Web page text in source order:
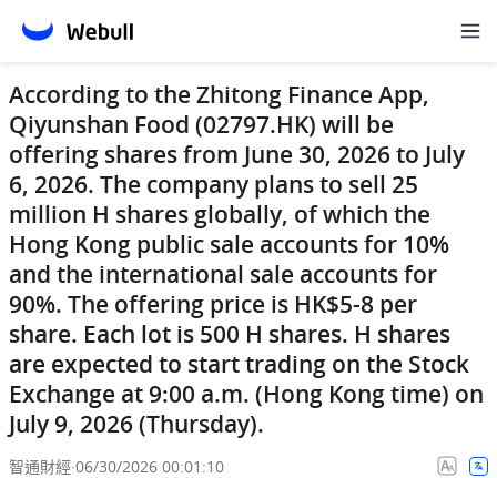
According to the Zhitong Finance App,
Qiyunshan Food (02797.HK) will be
offering shares from June 30, 2026 to July
6, 2026. The company plans to sell 25
million H shares globally, of which the
Hong Kong public sale accounts for 10%
and the international sale accounts for
90%. The offering price is HK$5-8 per
share. Each lot is 500 H shares. H shares
are expected to start trading on the Stock
Exchange at 9:00 a.m. (Hong Kong time) on
July 9, 2026 (Thursday).
智通財經·06/30/2026 00:01:10